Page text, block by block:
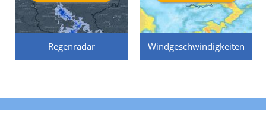
Regenradar Windgeschwindigkeiten